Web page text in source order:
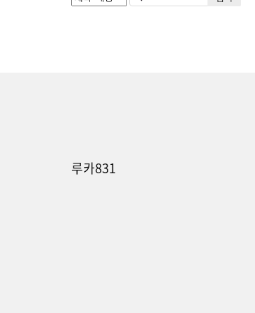
루카831